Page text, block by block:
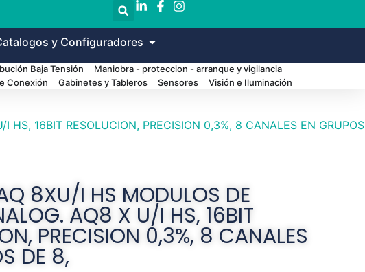
y Configuradores
Baja Tensión
Maniobra - proteccion - arranque y vigilancia
Conexión Gabinetes y Tableros Sensores Visión e Iluminación
16BIT RESOLUCION, PRECISION 0,3%, 8 CANALES EN GRUPOS
8XU/I HS MODULOS DE
AQ8 X U/I HS, 16BIT
PRECISION 0,3%, 8 CANALES
DE 8,